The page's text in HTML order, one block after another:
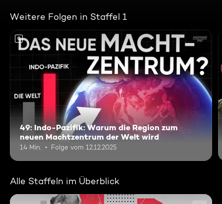
Weitere Folgen in Staffel 1
0
49: Indo-Pazifik: Warum die Region zum
neuen Machtzentrum der Welt wird
14 Min. Folge vom 12.12.2025
Alle Staffeln im Überblick